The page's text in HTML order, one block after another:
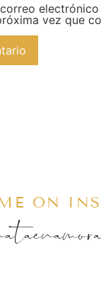
vez que
ON